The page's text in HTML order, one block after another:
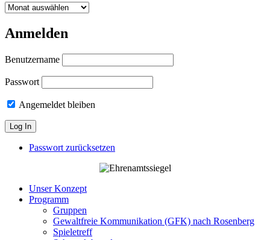
Beitragsarchiv
Anmelden
Benutzername
Passwort
Angemeldet bleiben
Passwort zurücksetzen
Unser Konzept
Programm
Gruppen
Gewaltfreie Kommunikation (GFK) nach Rosenberg
Spieletreff